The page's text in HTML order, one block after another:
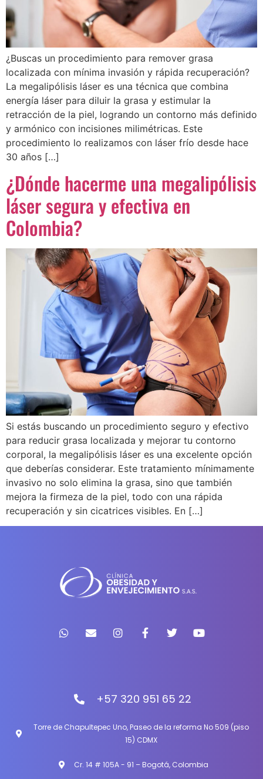
¿Buscas un procedimiento para remover grasa
localizada con mínima invasión y rápida recuperación?
La megalipólisis láser es una técnica que combina
energía láser para diluir la grasa y estimular la
retracción de la piel, logrando un contorno más definido
y armónico con incisiones milimétricas. Este
procedimiento lo realizamos con láser frío desde hace
30 años […]
¿Dónde hacerme una megalipólisis
láser segura y efectiva en
Colombia?
Si estás buscando un procedimiento seguro y efectivo
para reducir grasa localizada y mejorar tu contorno
corporal, la megalipólisis láser es una excelente opción
que deberías considerar. Este tratamiento mínimamente
invasivo no solo elimina la grasa, sino que también
mejora la firmeza de la piel, todo con una rápida
recuperación y sin cicatrices visibles. En […]
+57 320 951 65 22
Torre de Chapultepec Uno, Paseo de la reforma No 509 (piso
15) CDMX
Cr. 14 # 105A - 91 – Bogotá, Colombia